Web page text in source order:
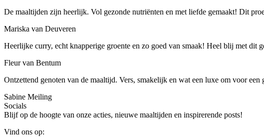
De maaltijden zijn heerlijk. Vol gezonde nutriënten en met liefde gemaakt! Dit
Mariska van Deuveren
Heerlijke curry, echt knapperige groente en zo goed van smaak! Heel blij met dit
Fleur van Bentum
Ontzettend genoten van de maaltijd. Vers, smakelijk en wat een luxe om voor
Sabine Meiling
Socials
Blijf op de hoogte van onze acties, nieuwe maaltijden en inspirerende posts!
Vind ons op: